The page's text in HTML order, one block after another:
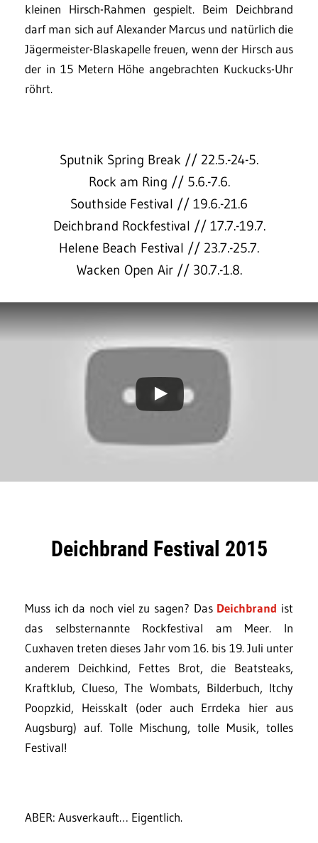
kleinen Hirsch-Rahmen gespielt. Beim Deichbrand
darf man sich auf Alexander Marcus und natürlich die
Jägermeister-Blaskapelle freuen, wenn der Hirsch aus
der in 15 Metern Höhe angebrachten Kuckucks-Uhr
röhrt.
Sputnik Spring Break // 22.5.-24-5.
Rock am Ring // 5.6.-7.6.
Southside Festival // 19.6.-21.6
Deichbrand Rockfestival // 17.7.-19.7.
Helene Beach Festival // 23.7.-25.7.
Wacken Open Air // 30.7.-1.8.
Deichbrand Festival 2015
Muss ich da noch viel zu sagen? Das Deichbrand ist
das selbsternannte Rockfestival am Meer. In
Cuxhaven treten dieses Jahr vom 16. bis 19. Juli unter
anderem Deichkind, Fettes Brot, die Beatsteaks,
Kraftklub, Clueso, The Wombats, Bilderbuch, Itchy
Poopzkid, Heisskalt (oder auch Errdeka hier aus
Augsburg) auf. Tolle Mischung, tolle Musik, tolles
Festival!
ABER: Ausverkauft… Eigentlich.